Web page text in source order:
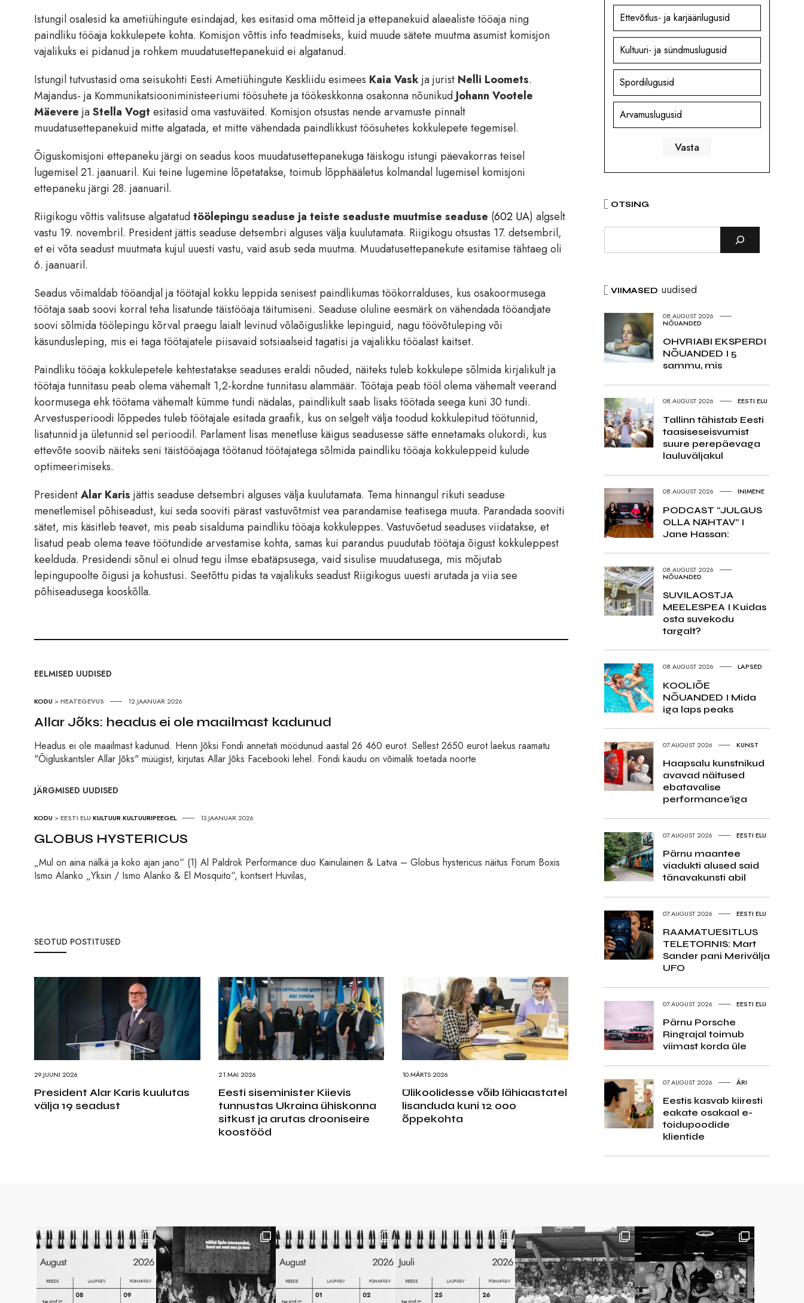
Istungil osalesid ka ametiühingute esindajad, kes esitasid oma mõtteid ja ettepanekuid alaealiste tööaja ning
paindliku tööaja kokkulepete kohta. Komisjon võttis info teadmiseks, kuid muude sätete muutma asumist komisjon
vajalikuks ei pidanud ja rohkem muudatusettepanekuid ei algatanud.
Istungil tutvustasid oma seisukohti Eesti Ametiühingute Keskliidu esimees Kaia Vaskja jurist Nelli Loomets.
Majandus- ja Kommunikatsiooniministeeriumi töösuhete ja töökeskkonna osakonna nõunikud Johann Vootele
Mäevere jaStella Vogt esitasid oma vastuväited. Komisjon otsustas nende arvamuste pinnalt
muudatusettepanekuid mitte algatada, et mitte vähendada paindlikkust töösuhetes kokkulepete tegemisel.
Õiguskomisjoni ettepaneku järgi on seadus koos muudatusettepanekuga täiskogu istungi päevakorras teisel
lugemisel 21. jaanuaril. Kui teine lugemine lõpetatakse, toimub lõpphääletus kolmandal lugemisel komisjoni
ettepaneku järgi 28. jaanuaril.
Riigikogu võttis valitsuse algatatudtöölepingu seaduse ja teiste seaduste muutmise seaduse (602 UA) algselt
vastu 19. novembril. President jättis seaduse detsembri alguses välja kuulutamata. Riigikogu otsustas 17. detsembril,
et ei võta seadust muutmata kujul uuesti vastu, vaid asub seda muutma. Muudatusettepanekute esitamise tähtaeg oli
6. jaanuaril.
Seadus võimaldab tööandjal ja töötajal kokku leppida senisest paindlikumas töökorralduses, kus osakoormusega
töötaja saab soovi korral teha lisatunde täistööaja täitumiseni. Seaduse oluline eesmärk on vähendada tööandjate
soovi sõlmida töölepingu kõrval praegu laialt levinud võlaõiguslikke lepinguid, nagu töövõtuleping või
käsundusleping, mis ei taga töötajatele piisavaid sotsiaalseid tagatisi ja vajalikku tööalast kaitset.
Paindliku tööaja kokkulepetele kehtestatakse seaduses eraldi nõuded, näiteks tuleb kokkulepe sõlmida kirjalikult ja
töötaja tunnitasu peab olema vähemalt 1,2-kordne tunnitasu alammäär. Töötaja peab tööl olema vähemalt veerand
koormusega ehk töötama vähemalt kümme tundi nädalas, paindlikult saab lisaks töötada seega kuni 30 tundi.
Arvestusperioodi lõppedes tuleb töötajale esitada graafik, kus on selgelt välja toodud kokkulepitud töötunnid,
lisatunnid ja ületunnid sel perioodil. Parlament lisas menetluse käigus seadusesse sätte ennetamaks olukordi, kus
ettevõte soovib näiteks seni täistööajaga töötanud töötajatega sõlmida paindliku tööaja kokkuleppeid kulude
optimeerimiseks.
PresidentAlar Karis jättis seaduse detsembri alguses välja kuulutamata. Tema hinnangul rikuti seaduse
menetlemisel põhiseadust, kui seda sooviti pärast vastuvõtmist vea parandamise teatisega muuta. Parandada sooviti
sätet, mis käsitleb teavet, mis peab sisalduma paindliku tööaja kokkuleppes. Vastuvõetud seaduses viidatakse, et
lisatud peab olema teave töötundide arvestamise kohta, samas kui parandus puudutab töötaja õigust kokkuleppest
keelduda. Presidendi sõnul ei olnud tegu ilmse ebatäpsusega, vaid sisulise muudatusega, mis mõjutab
lepingupoolte õigusi ja kohustusi. Seetõttu pidas ta vajalikuks seadust Riigikogus uuesti arutada ja viia see
põhiseadusega kooskõlla.
EELMISED UUDISED
KODU >HEATEGEVUS 12.JAANUAR 2026
Allar Jõks: headus ei ole maailmast kadunud
Headus ei ole maailmast kadunud. Henn Jõksi Fondi annetati möödunud aastal 26 460 eurot. Sellest 2650 eurot laekus raamatu
"Õigluskantsler Allar Jõks" müügist, kirjutas Allar Jõks Facebooki lehel. Fondi kaudu on võimalik toetada noorte
JÄRGMISED UUDISED
KODU >EESTI ELU KULTUURKULTUURIPEEGEL 13.JAANUAR 2026
GLOBUS HYSTERICUS
„Mul on aina nälkä ja koko ajan jano“ (1) Al Paldrok Performance duo Kainulainen & Latva – Globus hystericus näitus Forum Boxis
Ismo Alanko „Yksin / Ismo Alanko & El Mosquito“, kontsert Huvilas,
SEOTUD POSTITUSED
29.JUUNI 2026
President Alar Karis kuulutas
välja 19 seadust
21.MAI 2026
Eesti siseminister Kiievis
tunnustas Ukraina ühiskonna
sitkust ja arutas drooniseire
koostööd
10.MÄRTS 2026
Ülikoolidesse võib lähiaastatel
lisanduda kuni 12 000
õppekohta
Ettevõtlus- ja karjäärilugusid
Kultuuri- ja sündmuslugusid
Spordilugusid
Arvamuslugusid
OTSING
VIIMASED uudised
08.AUGUST 2026
NÕUANDED
OHVRIABI EKSPERDI
NÕUANDED I 5
sammu, mis
08.AUGUST 2026 EESTI ELU
Tallinn tähistab Eesti
taasiseseisvumist
suure perepäevaga
lauluväljakul
08.AUGUST 2026 INIMENE
PODCAST “JULGUS
OLLA NÄHTAV” I
Jane Hassan:
08.AUGUST 2026
NÕUANDED
SUVILAOSTJA
MEELESPEA I Kuidas
osta suvekodu
targalt?
08.AUGUST 2026 LAPSED
KOOLIÕE
NÕUANDED I Mida
iga laps peaks
07.AUGUST 2026 KUNST
Haapsalu kunstnikud
avavad näitused
ebatavalise
performance’iga
07.AUGUST 2026 EESTI ELU
Pärnu maantee
viadukti alused said
tänavakunsti abil
07.AUGUST 2026 EESTI ELU
RAAMATUESITLUS
TELETORNIS: Mart
Sander pani Merivälja
UFO
07.AUGUST 2026 EESTI ELU
Pärnu Porsche
Ringrajal toimub
viimast korda üle
07.AUGUST 2026 ÄRI
Eestis kasvab kiiresti
eakate osakaal e-
toidupoodide
klientide